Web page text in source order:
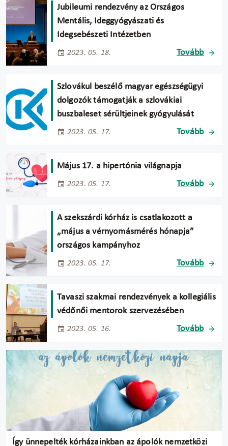
Jubileumi rendezvény az Országos
Mentális, Ideggyógyászati és
Idegsebészeti Intézetben
2023. 05. 18. Tovább
Szlovákul beszélő magyar egészségügyi
dolgozók támogatják a szlovákiai
buszbaleset sérültjeinek gyógyulását
2023. 05. 17. Tovább
Május 17. a hipertónia világnapja
2023. 05. 17. Tovább
A szekszárdi kórház is csatlakozott a
„május a vérnyomásmérés hónapja”
országos kampányhoz
2023. 05. 17. Tovább
Tavaszi szakmai rendezvények a kollegiális
védőnői mentorok szervezésében
2023. 05. 16. Tovább
Így ünnepelték kórházainkban az ápolók nemzetközi